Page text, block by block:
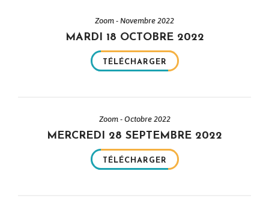
Zoom - Novembre 2022
MARDI 18 OCTOBRE 2022
TÉLÉCHARGER
Zoom - Octobre 2022
MERCREDI 28 SEPTEMBRE 2022
TÉLÉCHARGER